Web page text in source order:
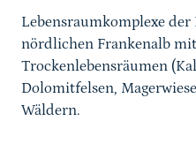
Lebensraumkomplexe der
nördlichen Frankenalb
Trockenlebensräumen
Dolomitfelsen,
Wäldern.